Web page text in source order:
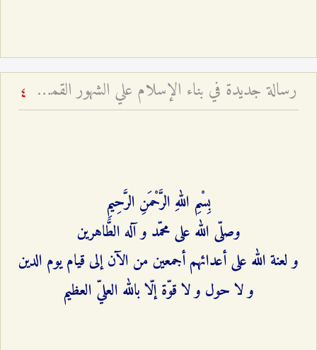
رسالة‌ جديدة‌ في‌ بناء الإسلام‌ علي الشهور القمرية - و تفسير آية: (إِنَّ عِدَّةَ الشُّهُورِ عِنْدَ اللَّهِ اثْنا عَشَرَ شَهْراً فِي كِتابِ اللَّهِ يَوْمَ خَلَقَ السَّماواتِ وَ الْأَرْضَ مِنْها أَرْبَعَةٌ حُرُمٌ ذلِكَ الدِّينُ الْقَيِّم‏) - بحث تفسيري روائي فقهي وتاريخي 4
بِسْمِ اللهِ الرَّحْمَنِ الرَّحِيمِ‌
وصلّى الله على محمّد و آله الطَّاهرين‌
و لعنة الله على أعدائهم أجمعين من الآن إلى قيام يوم الدين‌
و لا حول و لا قوّة إلّا بالله العليّ العظيم‌